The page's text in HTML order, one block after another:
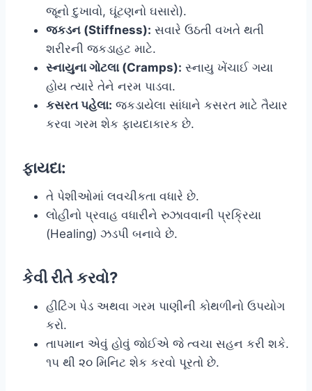
જૂનો દુખાવો, ઘૂંટણનો ઘસારો).
જકડન (Stiffness): સવારે ઉઠતી વખતે થતી
શરીરની જકડાહટ માટે.
સ્નાયુના ગોટલા (Cramps): સ્નાયુ ખેંચાઈ ગયા
હોય ત્યારે તેને નરમ પાડવા.
કસરત પહેલા: જકડાયેલા સાંધાને કસરત માટે તૈયાર
કરવા ગરમ શેક ફાયદાકારક છે.
ફાયદા:
તે પેશીઓમાં લવચીકતા વધારે છે.
લોહીનો પ્રવાહ વધારીને રુઝાવવાની પ્રક્રિયા
(Healing) ઝડપી બનાવે છે.
કેવી રીતે કરવો?
હીટિંગ પેડ અથવા ગરમ પાણીની કોથળીનો ઉપયોગ
કરો.
તાપમાન એવું હોવું જોઈએ જે ત્વચા સહન કરી શકે.
૧૫ થી ૨૦ મિનિટ શેક કરવો પૂરતો છે.